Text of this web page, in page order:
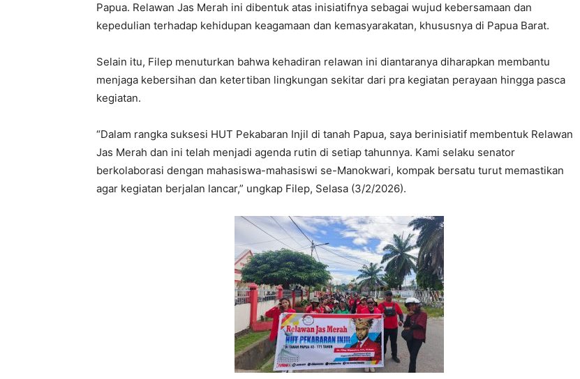
Papua. Relawan Jas Merah ini dibentuk atas inisiatifnya sebagai wujud kebersamaan dan
kepedulian terhadap kehidupan keagamaan dan kemasyarakatan, khususnya di Papua Barat.
Selain itu, Filep menuturkan bahwa kehadiran relawan ini diantaranya diharapkan membantu
menjaga kebersihan dan ketertiban lingkungan sekitar dari pra kegiatan perayaan hingga pasca
kegiatan.
“Dalam rangka suksesi HUT Pekabaran Injil di tanah Papua, saya berinisiatif membentuk Relawan
Jas Merah dan ini telah menjadi agenda rutin di setiap tahunnya. Kami selaku senator
berkolaborasi dengan mahasiswa-mahasiswi se-Manokwari, kompak bersatu turut memastikan
agar kegiatan berjalan lancar,” ungkap Filep, Selasa (3/2/2026).